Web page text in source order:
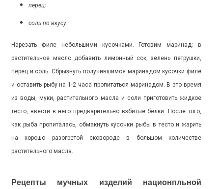
перец;
соль по вкусу.
Нарезать филе небольшими кусочками. Готовим маринад: в
растительное масло добавить лимонный сок, зелень петрушки,
перец и соль. Сбрызнуть получившимся маринадом кусочки филе
и оставить рыбу на 1-2 часа пропитаться маринадом. В это время
из воды, муки, растительного масла и соли приготовить жидкое
тесто, ввести в него предварительно взбитые белки. После того,
как рыба пропиталась, обмакнуть кусочки рыбы в тесто и жарить
на хорошо разогретой сковороде в большом количестве
растительного масла.
Рецепты мучных изделий национпльной